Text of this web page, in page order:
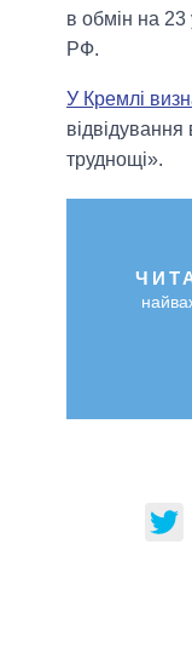
в обмін на 23
РФ.
У Кремлі
труднощі».